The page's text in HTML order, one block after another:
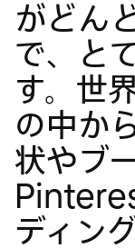
がどん
で、と
す。世
の中か
状やブ
ディン